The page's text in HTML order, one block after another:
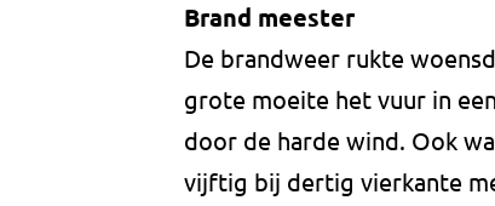
Brand meester
De brandweer rukte
grote moeite het vuur in
door de harde wind. Ook
vijftig bij dertig vierkante